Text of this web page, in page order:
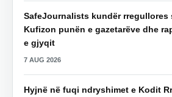
SafeJournalists kundër rregullores
Kufizon punën e gazetarëve dhe
e gjyqit
7 AUG 2026
Hyjnë në fuqi ndryshimet e Kodit